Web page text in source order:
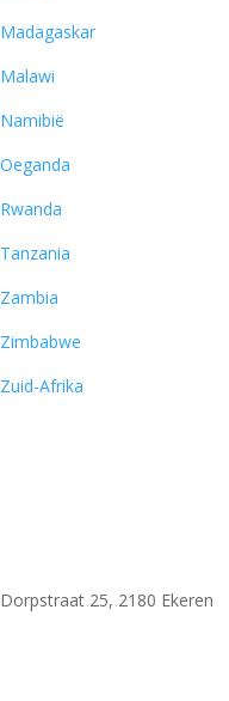
Madagaskar
Malawi
Namibië
Oeganda
Rwanda
Tanzania
Zambia
Zimbabwe
Zuid-Afrika
Dorpstraat 25, 2180 Ekeren